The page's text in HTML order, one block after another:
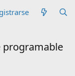
programable